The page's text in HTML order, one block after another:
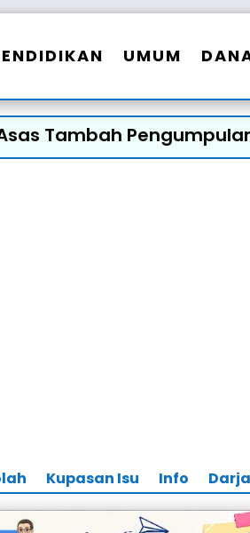
UMUM
Tambah
Kupasan Isu Info